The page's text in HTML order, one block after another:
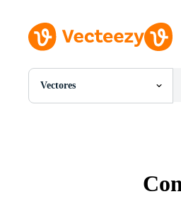
Vectores
Todas Imágenes